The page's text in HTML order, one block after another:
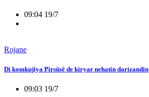
09:04 19/7
Rojane
Di komkujiya Pirsûsê de kiryar nehatin darizandin
09:03 19/7